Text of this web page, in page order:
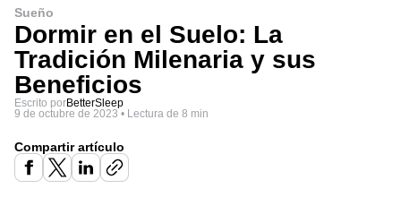
Sueño
Dormir en el Suelo: La
Tradición Milenaria y sus
Beneficios
Escrito porBetterSleep
9 de octubre de 2023 • Lectura de 8 min
Compartir artículo